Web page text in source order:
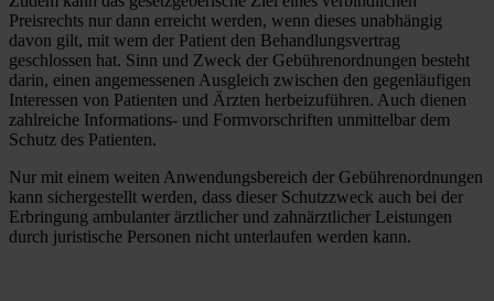
Preisrechts nur dann erreicht werden, wenn dieses unabhängig
davon gilt, mit wem der Patient den Behandlungsvertrag
geschlossen hat. Sinn und Zweck der Gebührenordnungen besteht
darin, einen angemessenen Ausgleich zwischen den gegenläufigen
Interessen von Patienten und Ärzten herbeizuführen. Auch dienen
zahlreiche Informations- und Formvorschriften unmittelbar dem
Schutz des Patienten.
Nur mit einem weiten Anwendungsbereich der Gebührenordnungen
kann sichergestellt werden, dass dieser Schutzzweck auch bei der
Erbringung ambulanter ärztlicher und zahnärztlicher Leistungen
durch juristische Personen nicht unterlaufen werden kann.